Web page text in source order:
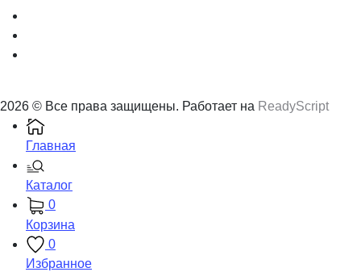
2026 © Все права защищены. Работает на ReadyScript
Главная
Каталог
0
Корзина
0
Избранное